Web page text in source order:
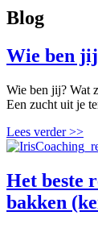
Blog
Wie ben
Wie ben jij? Wat
Een zucht uit je
Lees verder >>
Het beste
bakken